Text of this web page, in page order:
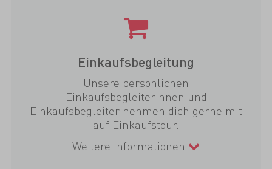
Einkaufsbegleitung
Unsere persönlichen
Einkaufsbegleiterinnen und
Einkaufsbegleiter nehmen dich gerne mit
auf Einkaufstour.
Weitere Informationen